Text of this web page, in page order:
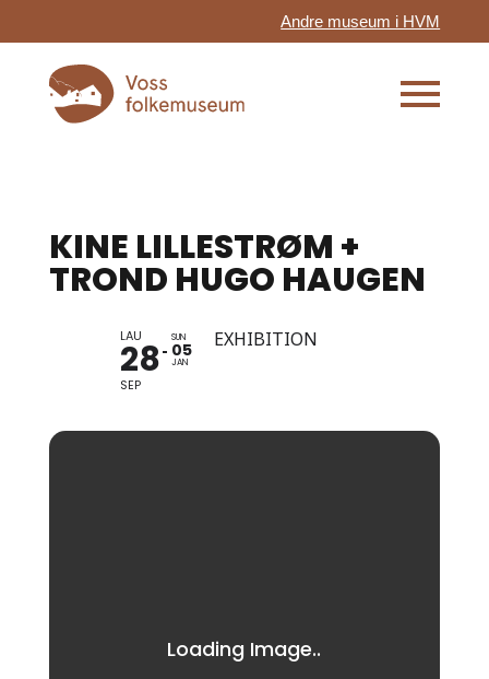
Andre museum i HVM
KINE LILLESTRØM +
TROND HUGO HAUGEN
LAU
28
SEP
SUN
05
JAN
EXHIBITION